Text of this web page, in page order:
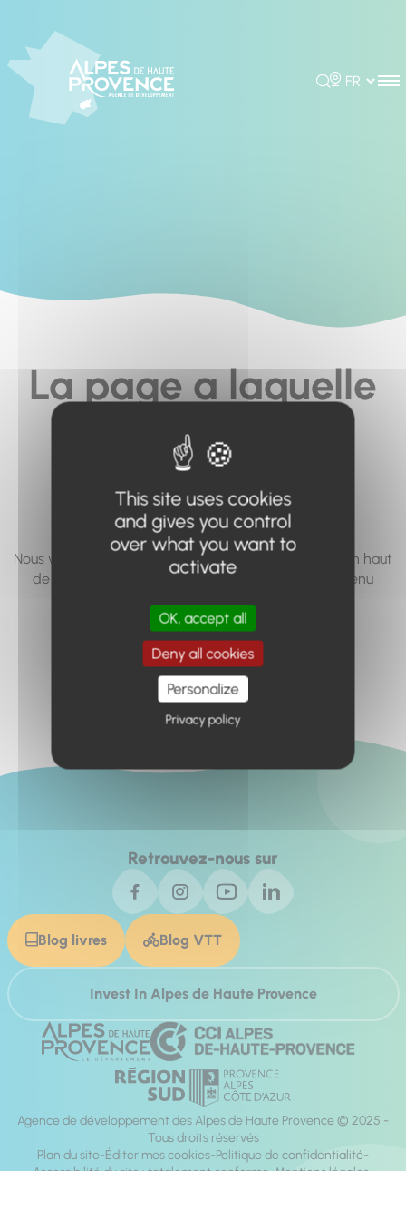
Rechercher
Choisir la
La page a laquelle
vous cherchez à
accéder n'existe
pas... ou plus.
Nous vous invitons à utiliser le moteur de recherche en haut
de page, ou à utiliser le menu pour trouver le contenu
Retour à l'accueil
Retrouvez-nous sur
Blog livres Blog VTT
Invest In Alpes de Haute Provence
Agence de développement des Alpes de Haute Provence © 2025 -
Tous droits réservés
Plan du site Éditer mes cookies Politique de confidentialité
Accessibilité du site : totalement conforme Mentions légales
This site uses cookies
and gives you control
over what you want to
activate
OK, accept all
Deny all cookies
Personalize
Privacy policy